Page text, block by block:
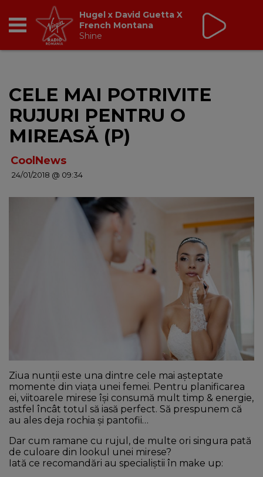
BREAKFAST
TIC TALK
CÂȘTIGĂ
DANCEFLOOR CHART
Virgin Radio Drive Time
cu Silviu Andrei
16:00 - 19:00
CELE MAI POTRIVITE
RUJURI PENTRU O
MIREASĂ (P)
CoolNews
24/01/2018 @ 09:34
Ziua nunții este una dintre cele mai așteptate
momente din viața unei femei. Pentru planificarea
ei, viitoarele mirese își consumă mult timp & energie,
astfel încât totul să iasă perfect. Să prespunem că
au ales deja rochia și pantofii…
Dar cum ramane cu rujul, de multe ori singura pată
de culoare din lookul unei mirese?
Iată ce recomandări au specialiștii în make up: